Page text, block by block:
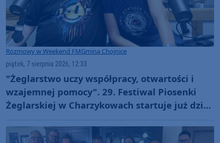
Rozmowy w Weekend FMGmina Chojnice
piątek, 7 sierpnia 2026, 12:33
"Żeglarstwo uczy współpracy, otwartości i
wzajemnej pomocy". 29. Festiwal Piosenki
Żeglarskiej w Charzykowach startuje już dziś.
(ROZMOWA)